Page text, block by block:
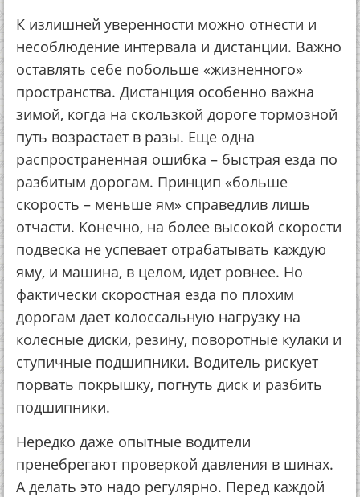
К излишней уверенности можно отнести и
несоблюдение интервала и дистанции. Важно
оставлять себе побольше «жизненного»
пространства. Дистанция особенно важна
зимой, когда на скользкой дороге тормозной
путь возрастает в разы. Еще одна
распространенная ошибка – быстрая езда по
разбитым дорогам. Принцип «больше
скорость – меньше ям» справедлив лишь
отчасти. Конечно, на более высокой скорости
подвеска не успевает отрабатывать каждую
яму, и машина, в целом, идет ровнее. Но
фактически скоростная езда по плохим
дорогам дает колоссальную нагрузку на
колесные диски, резину, поворотные кулаки и
ступичные подшипники. Водитель рискует
порвать покрышку, погнуть диск и разбить
подшипники.
Нередко даже опытные водители
пренебрегают проверкой давления в шинах.
А делать это надо регулярно. Перед каждой